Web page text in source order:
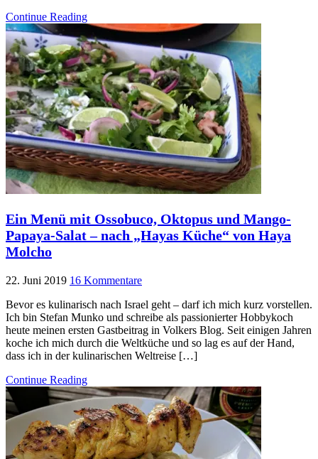
Continue Reading
Ein Menü mit Ossobuco, Oktopus und Mango-
Papaya-Salat – nach „Hayas Küche“ von Haya
Molcho
22. Juni 2019 16 Kommentare
Bevor es kulinarisch nach Israel geht – darf ich mich kurz vorstellen.
Ich bin Stefan Munko und schreibe als passionierter Hobbykoch
heute meinen ersten Gastbeitrag in Volkers Blog. Seit einigen Jahren
koche ich mich durch die Weltküche und so lag es auf der Hand,
dass ich in der kulinarischen Weltreise […]
Continue Reading